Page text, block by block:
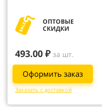
ОПТОВЫЕ
СКИДКИ
493.00 ₽ за шт.
Оформить заказ
Заказать с доставкой